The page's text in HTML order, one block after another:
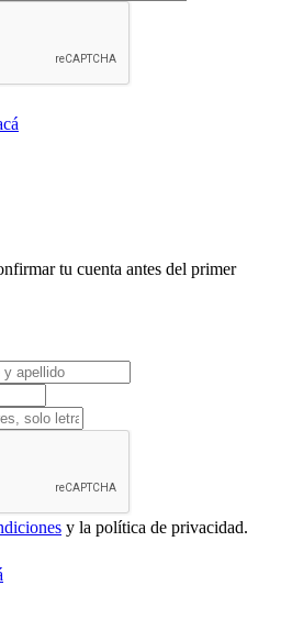
tu cuenta antes del primer
y la política de privacidad.